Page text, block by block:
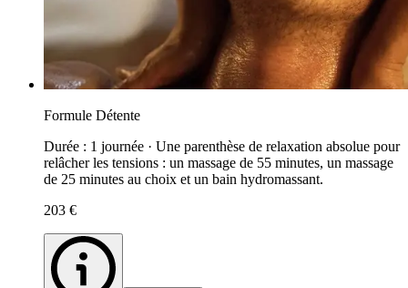
Formule Détente
Durée : 1 journée · Une parenthèse de relaxation absolue pour
relâcher les tensions : un massage de 55 minutes, un massage
de 25 minutes au choix et un bain hydromassant.
203 €